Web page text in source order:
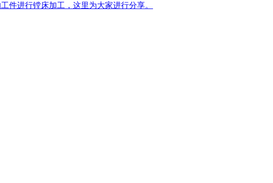
件进行镗床加工，这里为大家进行分享。